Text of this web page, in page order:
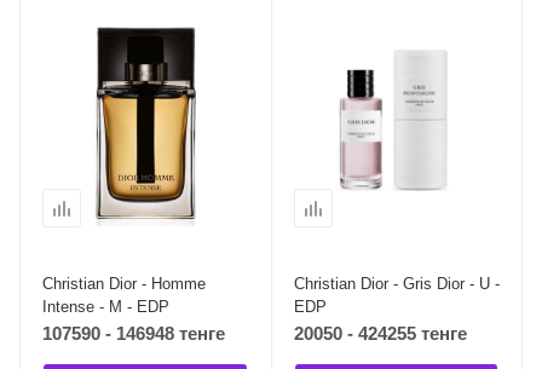
Christian Dior - Homme
Intense - M - EDP
107590 - 146948 тенге
Christian Dior - Gris Dior - U -
EDP
20050 - 424255 тенге